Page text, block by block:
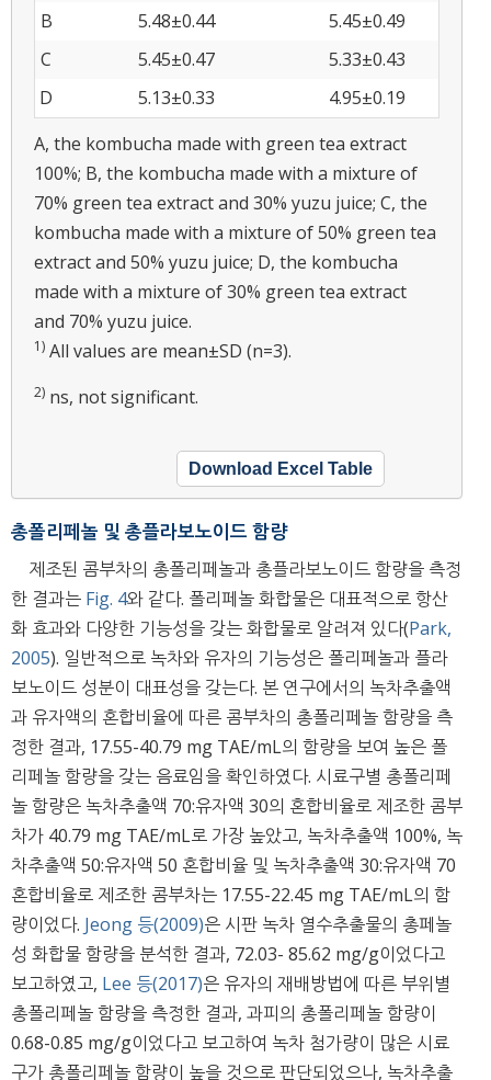
B 5.48±0.44
5.45±0.49
C
5.45±0.47
5.33±0.43
D
5.13±0.33
4.95±0.19
A, the kombucha made with green tea extract
100%; B, the kombucha made with a mixture of
70% green tea extract and 30% yuzu juice; C, the
kombucha made with a mixture of 50% green tea
extract and 50% yuzu juice; D, the kombucha
made with a mixture of 30% green tea extract
and 70% yuzu juice.
1) All values are mean±SD (n=3).
2) ns, not significant.
Download Excel Table
총폴리페놀 및 총플라보노이드 함량
제조된 콤부차의 총폴리페놀과 총플라보노이드 함량을 측정
한 결과는 Fig. 4와 같다. 폴리페놀 화합물은 대표적으로 항산
화 효과와 다양한 기능성을 갖는 화합물로 알려져 있다(Park,
2005). 일반적으로 녹차와 유자의 기능성은 폴리페놀과 플라
보노이드 성분이 대표성을 갖는다. 본 연구에서의 녹차추출액
과 유자액의 혼합비율에 따른 콤부차의 총폴리페놀 함량을 측
정한 결과, 17.55-40.79 mg TAE/mL의 함량을 보여 높은 폴
리페놀 함량을 갖는 음료임을 확인하였다. 시료구별 총폴리페
놀 함량은 녹차추출액 70:유자액 30의 혼합비율로 제조한 콤부
차가 40.79 mg TAE/mL로 가장 높았고, 녹차추출액 100%, 녹
차추출액 50:유자액 50 혼합비율 및 녹차추출액 30:유자액 70
혼합비율로 제조한 콤부차는 17.55-22.45 mg TAE/mL의 함
량이었다. Jeong 등(2009)은 시판 녹차 열수추출물의 총페놀
성 화합물 함량을 분석한 결과, 72.03- 85.62 mg/g이었다고
보고하였고, Lee 등(2017)은 유자의 재배방법에 따른 부위별
총폴리페놀 함량을 측정한 결과, 과피의 총폴리페놀 함량이
0.68-0.85 mg/g이었다고 보고하여 녹차 첨가량이 많은 시료
구가 총폴리페놀 함량이 높을 것으로 판단되었으나, 녹차추출